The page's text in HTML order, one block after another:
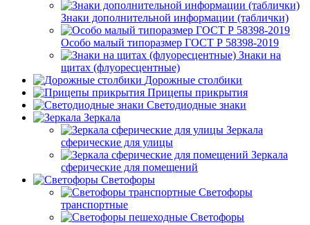
Знаки дополнительной информации (таблички)
Особо малый типоразмер ГОСТ Р 58398-2019
Знаки на
щитах (флуоресцентные)
Дорожные столбики
Прицепы прикрытия
Светодиодные знаки
Зеркала
Зеркала
сферические для улицы
Зеркала
сферические для помещений
Светофоры
Светофоры
транспортные
Светофоры